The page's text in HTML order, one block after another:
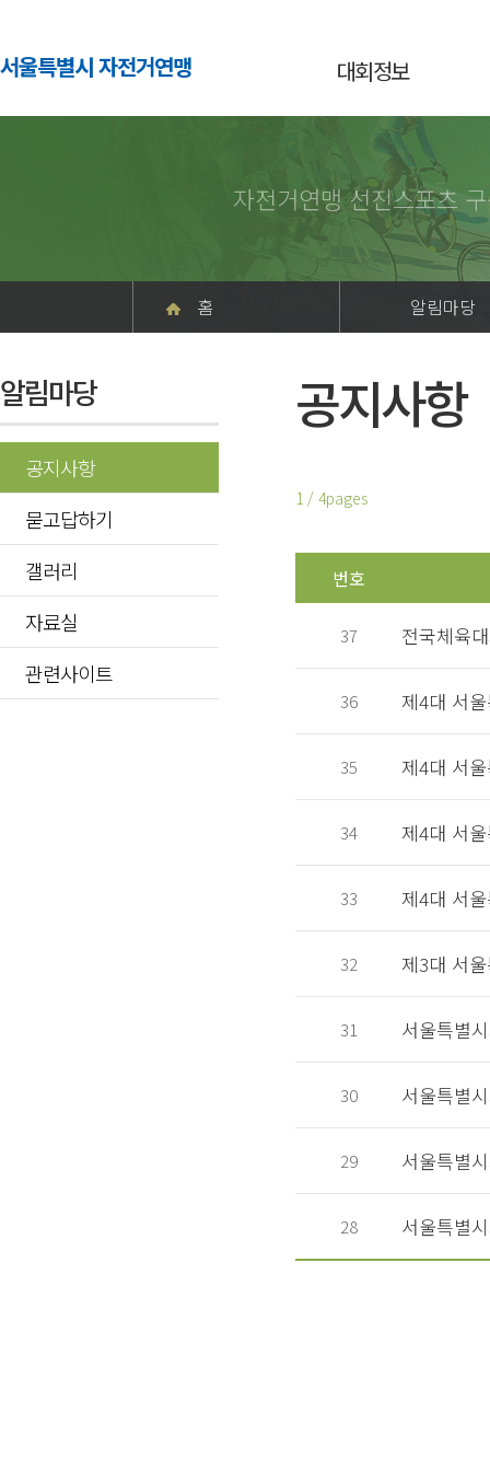
서울특별시 자전거연맹 대회정보
자전거연맹 선진스포츠
홈 알림마당
알림마당
공지사항
묻고답하기
갤러리
자료실
관련사이트
공지사항
1 / 4pages
번호
37 전국체육
36 제4대 서
35 제4대 서
34 제4대 서
33 제4대 서
32 제3대 서
31 서울특별
30 서울특별
29 서울특별
28 서울특별